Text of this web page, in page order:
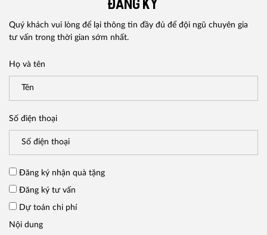
ĐĂNG KÝ
Quý khách vui lòng để lại thông tin đầy đủ để đội ngũ chuyên gia
tư vấn trong thời gian sớm nhất.
Họ và tên
Số điện thoại
Đăng ký nhận quà tặng
Đăng ký tư vấn
Dự toán chi phí
Nội dung